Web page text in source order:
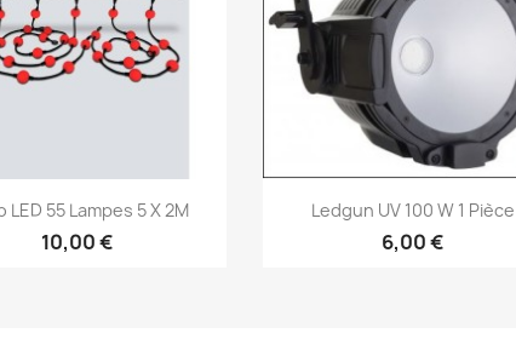
 Vorschau
LED 55 Lampes 5 X 2M
10,00 €
 Vorschau
Ledgun UV 100 W 1 Pièce
6,00 €